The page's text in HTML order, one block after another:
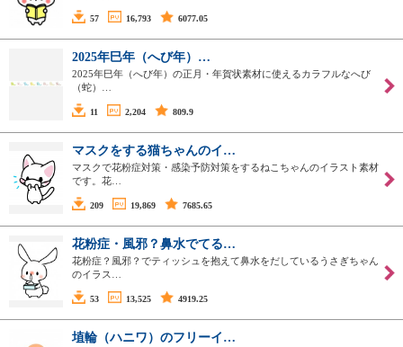
57 16,793 6077.05
2025年巳年（へび年）…
2025年巳年（へび年）の正月・年賀状素材に使えるカラフルなへび
（蛇）…
11 2,204 809.9
マスクをする猫ちゃんのイ…
マスクで花粉症対策・感染予防対策をするねこちゃんのイラスト素材
です。花…
209 19,869 7685.65
花粉症・風邪？鼻水でてる…
花粉症？風邪？でティッシュを抱えて鼻水をだしているうさぎちゃん
のイラス…
53 13,525 4919.25
埴輪（ハニワ）のフリーイ…